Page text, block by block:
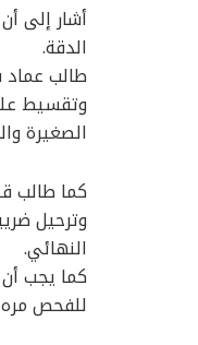
أشار إلى
الدقة.
طالب عماد
الصغيرة
وترحيل
النهائي.
كما يجب
للفحص